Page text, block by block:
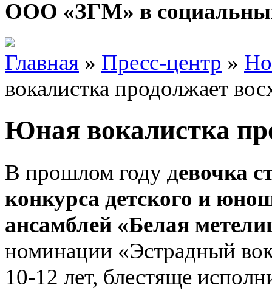
ООО «ЗГМ» в
Главная » Пресс-центр »
вокалистка продолжает
Юная вокалистка
В прошлом году девочка
конкурса детского и
ансамблей «Белая
номинации «Эстрадный
10-12 лет, блестяще